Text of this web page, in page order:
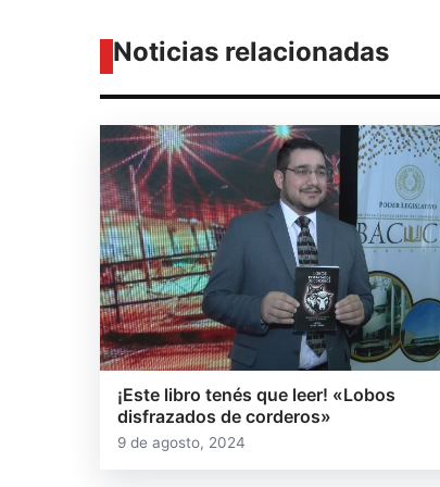
Noticias relacionadas
¡Este libro tenés que leer! «Lobos
disfrazados de corderos»
9 de agosto, 2024